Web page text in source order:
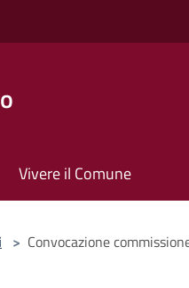
Vivere il Comune
> Convocazione